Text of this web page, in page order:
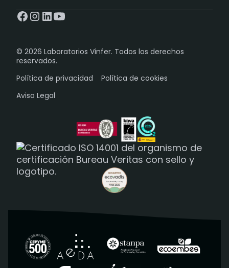
© 2026 Laboratorios Vinfer. Todos los derechos
reservados.
Política de privacidad
Política de cookies
Aviso Legal